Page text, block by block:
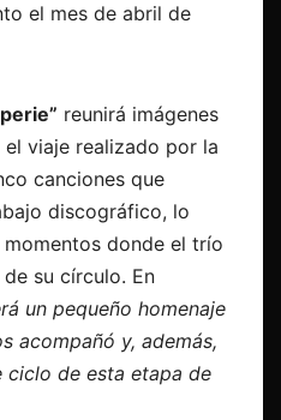
el mes de abril de
reunirá imágenes
viaje realizado por la
canciones que
discográfico, lo
donde el trío
su círculo. En
un pequeño homenaje
acompañó y, además,
ciclo de esta etapa de